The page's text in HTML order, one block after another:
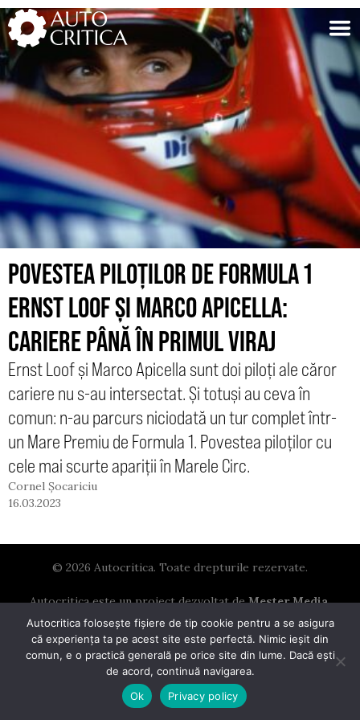
Skip
to
content
POVESTEA PILOȚILOR DE FORMULA 1
ERNST LOOF ȘI MARCO APICELLA:
CARIERE PÂNĂ ÎN PRIMUL VIRAJ
Ernst Loof și Marco Apicella sunt doi piloți ale căror
cariere nu s-au intersectat. Și totuși au ceva în
comun: n-au parcurs niciodată un tur complet într-
un Mare Premiu de Formula 1. Povestea piloților cu
cele mai scurte apariții în Marele Circ.
Cornel Șocariciu
16.03.2023
© 2026 Autocritica. Toate drepturile rezervate.
Autocritica este un proiect dezvoltat deMester Media.
Autocritica folosește fișiere de tip cookie pentru a se asigura
că experiența ta pe acest site este perfectă. Nimic ieșit din
comun, e o practică generală pe orice site din lume. Dacă ești
de acord, continuă navigarea.
Ok
Privacy policy